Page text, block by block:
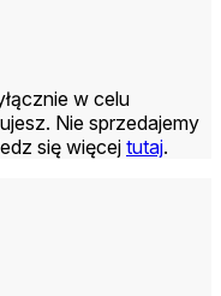
w celu
Nie sprzedajemy
się więcejtutaj.